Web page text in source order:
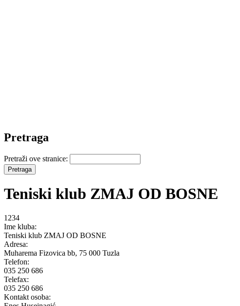
Pretraga
Pretraži ove stranice:
Teniski klub ZMAJ OD BOSNE
1234
Ime kluba:
Teniski klub ZMAJ OD BOSNE
Adresa:
Muharema Fizovica bb, 75 000 Tuzla
Telefon:
035 250 686
Telefax:
035 250 686
Kontakt osoba: